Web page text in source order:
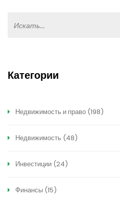
Категории
Недвижимость и право (198)
Недвижимость (48)
Инвестиции (24)
Финансы (15)